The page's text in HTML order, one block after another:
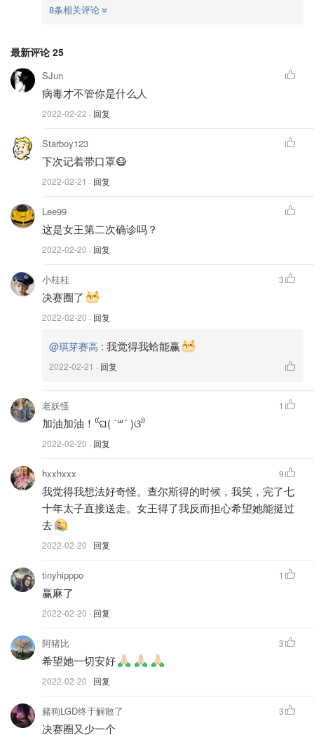
8条相关评论
最新评论 25
SJun
病毒才不管你是什么人
2022-02-22 · 回复
Starboy123
下次记着带口罩😷
2022-02-21 · 回复
Lee99
这是女王第二次确诊吗？
2022-02-20 · 回复
小桂桂
决赛圈了
2022-02-20 · 回复
3
@琪芽赛高 : 我觉得我蛤能赢
2022-02-21 · 回复
老妖怪
加油加油！⁽⁽ଘ( ˙꒳˙ )ଓ⁾⁾
2022-02-20 · 回复
1
hxxhxxx
我觉得我想法好奇怪。查尔斯得的时候，我笑，完了七
十年太子直接送走。女王得了我反而担心希望她能挺过
去
2022-02-20 · 回复
9
tinyhipppo
赢麻了
2022-02-20 · 回复
1
阿猪比
希望她一切安好
2022-02-20 · 回复
3
赌狗LGD终于解散了
决赛圈又少一个
3